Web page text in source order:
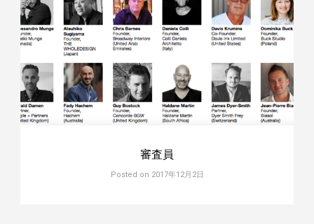
審査員
Posted on 2017年12月2日